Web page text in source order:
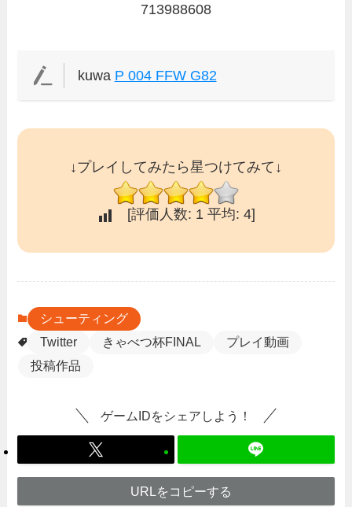
713988608
kuwa P 004 FFW G82
↓プレイしてみたら星つけてみて↓
[評価人数: 1 平均: 4]
シューティング
Twitter
きゃべつ杯FINAL
プレイ動画
投稿作品
ゲームIDをシェアしよう！
URLをコピーする